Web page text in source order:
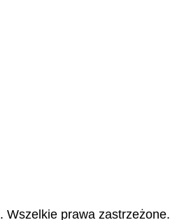
. Wszelkie prawa zastrzeżone.